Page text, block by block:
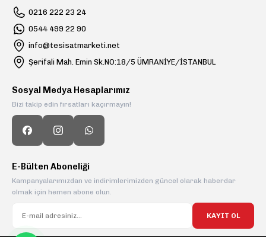
0216 222 23 24
0544 499 22 90
info@tesisatmarketi.net
Şerifali Mah. Emin Sk.NO:18/5 ÜMRANİYE/İSTANBUL
Sosyal Medya Hesaplarımız
Bizi takip edin fırsatları kaçırmayın!
E-Bülten Aboneliği
Kampanyalarımızdan ve indirimlerimizden güncel olarak haberdar
olmak için hemen abone olun.
KAYIT OL